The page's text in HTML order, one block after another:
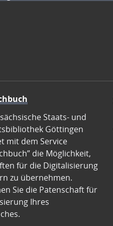
Staats- und
Göttingen
mit dem Service
die Möglichkeit,
für die Digitalisierung
zu übernehmen.
Sie die Patenschaft für
Ihres